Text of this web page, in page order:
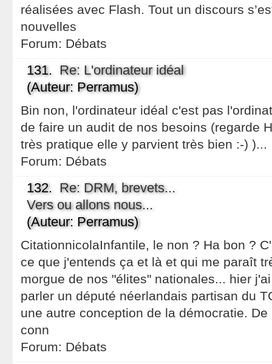
réalisées avec Flash. Tout un discours
nouvelles
Forum: Débats
131. Re: L'ordinateur idéal
(Auteur: Perramus)
Bin non, l'ordinateur idéal c'est pas
de faire un audit de nos besoins (regarde
très pratique elle y parvient très bien :-) )...
Forum: Débats
132. Re: DRM, brevets...
Vers ou allons nous...
(Auteur: Perramus)
CitationnicolaInfantile, le non ? Ha bon ?
ce que j'entends ça et là et qui me paraît
morgue de nos "élites" nationales... hier
parler un député néerlandais partisan du
une autre conception de la démocratie.
conn
Forum: Débats